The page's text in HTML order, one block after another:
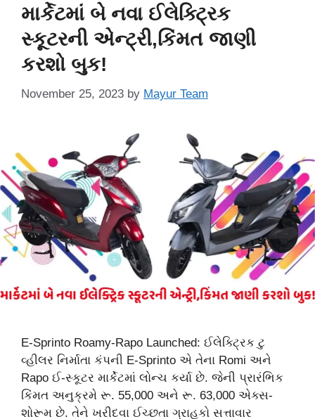
માર્કેટમાં બે નવા ઈલેક્ટ્રિક
સ્કૂટરની એન્ટ્રી,કિંમત જાણી
કરશો બુક!
November 25, 2023 by Mayur Team
E-Sprinto Roamy-Rapo Launched: ઈલેક્ટ્રિક ટુ
વ્હીલર નિર્માતા કંપની E-Sprinto એ તેના Romi અને
Rapo ઈ-સ્કૂટર માર્કેટમાં લોન્ચ કર્યા છે. જેની પ્રારંભિક
કિંમત અનુક્રમે રૂ. 55,000 અને રૂ. 63,000 એક્સ-
શોરૂમ છે. તેને ખરીદવા ઈચ્છતા ગ્રાહકો સત્તાવાર